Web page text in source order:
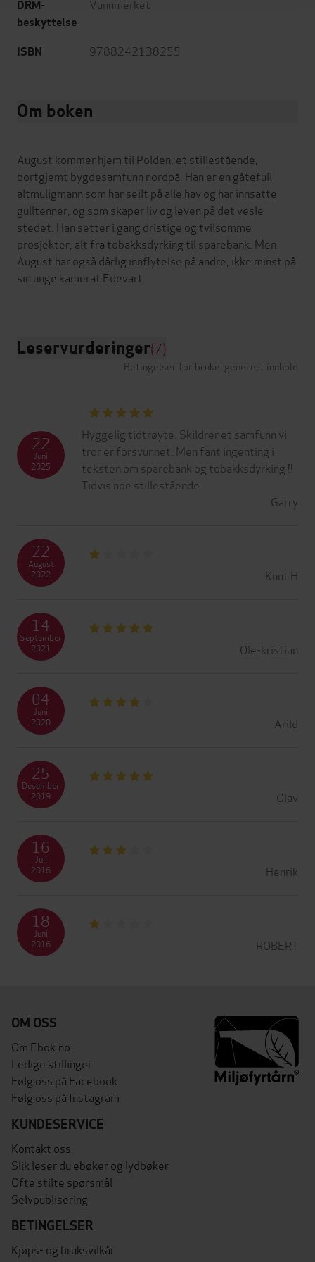
DRM-
beskyttelse
Vannmerket
ISBN 9788242138255
Om boken
August kommer hjem til Polden, et stillestående,
bortgjemt bygdesamfunn nordpå. Han er en gåtefull
altmuligmann som har seilt på alle hav og har innsatte
gulltenner, og som skaper liv og leven på det vesle
stedet. Han setter i gang dristige og tvilsomme
prosjekter, alt fra tobakksdyrking til sparebank. Men
August har også dårlig innflytelse på andre, ikke minst på
sin unge kamerat Edevart.
Leservurderinger(7)
Betingelser for brukergenerert innhold
Hyggelig tidtrøyte. Skildrer et samfunn vi
tror er forsvunnet. Men fant ingenting i
teksten om sparebank og tobakksdyrking !!
Tidvis noe stillestående
Garry
22
Juni
2025
Knut H
22
August
2022
Ole-kristian
14
September
2021
Arild
04
Juni
2020
Olav
25
Desember
2019
Henrik
16
Juli
2016
ROBERT
18
Juni
2016
OM OSS
Om Ebok.no
Ledige stillinger
Følg oss på Facebook
Følg oss på Instagram
KUNDESERVICE
Kontakt oss
Slik leser du ebøker og lydbøker
Ofte stilte spørsmål
Selvpublisering
BETINGELSER
Kjøps- og bruksvilkår